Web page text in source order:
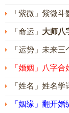
「紫微」紫微
「命运」 大师八
「运势」未来
「婚姻」八字
「姓名」姓名
「姻缘」翻开